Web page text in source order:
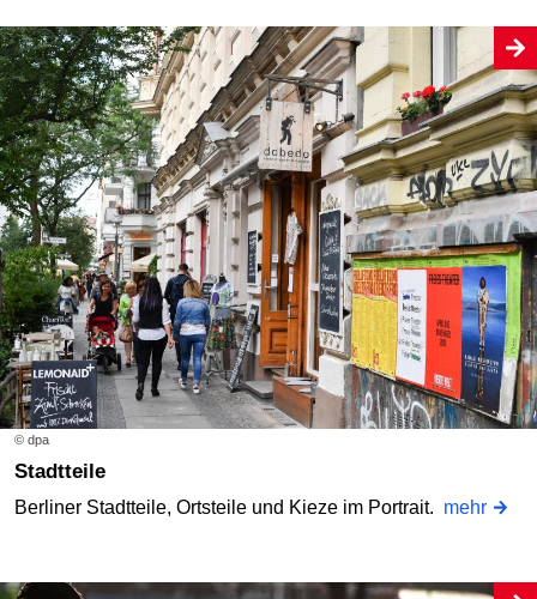
© dpa
Stadtteile
Berliner Stadtteile, Ortsteile und Kieze im Portrait. mehr